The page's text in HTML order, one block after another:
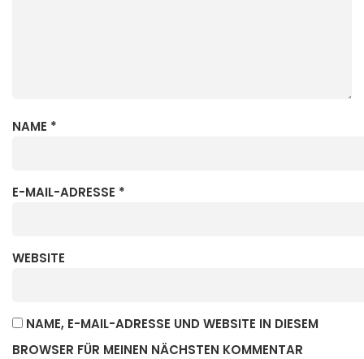
NAME *
E-MAIL-ADRESSE *
WEBSITE
NAME, E-MAIL-ADRESSE UND WEBSITE IN DIESEM
BROWSER FÜR MEINEN NÄCHSTEN KOMMENTAR